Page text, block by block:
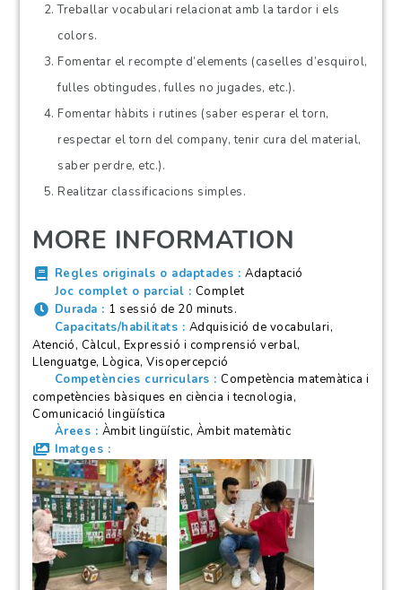
Treballar vocabulari relacionat amb la tardor i els
colors.
Fomentar el recompte d’elements (caselles d’esquirol,
fulles obtingudes, fulles no jugades, etc.).
Fomentar hàbits i rutines (saber esperar el torn,
respectar el torn del company, tenir cura del material,
saber perdre, etc.).
Realitzar classificacions simples.
MORE INFORMATION
Regles originals o adaptades
Adaptació
Joc complet o parcial
Complet
Durada
1 sessió de 20 minuts.
Capacitats/habilitats
Adquisició de vocabulari,
Atenció, Càlcul, Expressió i comprensió verbal,
Llenguatge, Lògica, Visopercepció
Competències curriculars
Competència matemàtica i
competències bàsiques en ciència i tecnologia,
Comunicació lingüística
Àrees
Àmbit lingüístic, Àmbit matemàtic
Imatges